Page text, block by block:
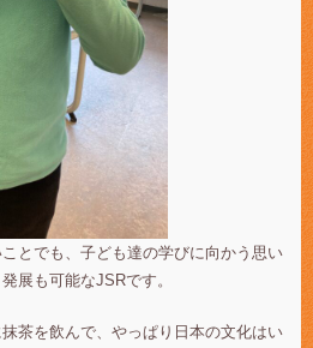
とでも、子ども達の学びに向かう思い
展も可能なJSRです。
茶を飲んで、やっぱり日本の文化はい